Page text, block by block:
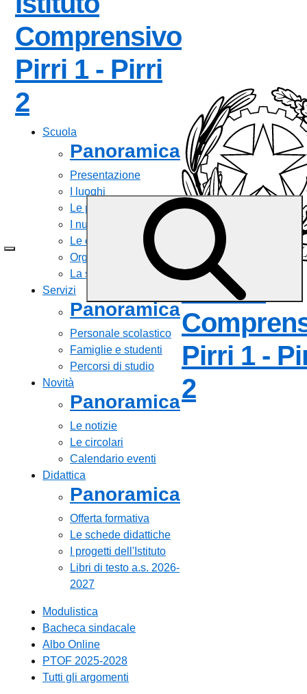
Comprensivo
Pirri 1 - Pirri
2— Visita la pagina
Scuola
Panoramica
Presentazione
I luoghi
Le persone
I numeri della scuola
Le carte della scuola
Organizzazione
La storia
Servizi
Panoramica
Personale scolastico
Famiglie e studenti
Percorsi di studio
Novità
Panoramica
Le notizie
Le circolari
Calendario eventi
Didattica
Panoramica
Offerta formativa
Le schede didattiche
I progetti dell'Istituto
Libri di testo a.s. 2026-
2027
Modulistica
Bacheca sindacale
Albo Online
PTOF 2025-2028
Tutti gli argomenti
Istituto
Pirri 1 -
2— Visita